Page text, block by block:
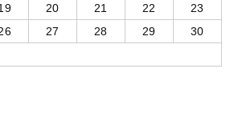
20 21 22
23
27 28 29
30